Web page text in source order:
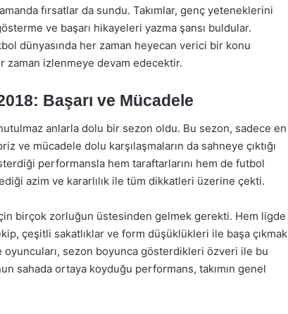
fırsatlar da sundu. Takımlar, genç yeteneklerini
ve başarı hikayeleri yazma şansı buldular.
dünyasında her zaman heyecan verici bir konu
zaman izlenmeye devam edecektir.
Başarı ve Mücadele
anlarla dolu bir sezon oldu. Bu sezon, sadece en
ve mücadele dolu karşılaşmaların da sahneye çıktığı
performansla hem taraftarlarını hem de futbol
azim ve kararlılık ile tüm dikkatleri üzerine çekti.
birçok zorluğun üstesinden gelmek gerekti. Hem ligde
çeşitli sakatlıklar ve form düşüklükleri ile başa çıkmak
oyuncuları, sezon boyunca gösterdikleri özveri ile bu
sahada ortaya koyduğu performans, takımın genel